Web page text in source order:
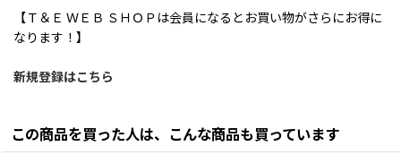
【Ｔ＆Ｅ ＷＥＢ ＳＨＯＰは会員になるとお買い物がさらにお得に
なります！】
新規登録はこちら
この商品を買った人は、こんな商品も買っています